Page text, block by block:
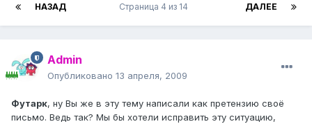
НАЗАД ДАЛЕЕ
Страница 4 из 14
Admin
Опубликовано 13 апреля, 2009
Футарк, ну Вы же в эту тему написали как претензию своё
письмо. Ведь так? Мы бы хотели исправить эту ситуацию,